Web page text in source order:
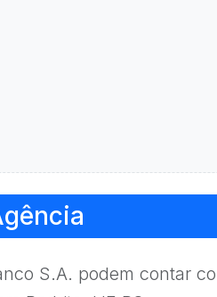
S.A. podem contar